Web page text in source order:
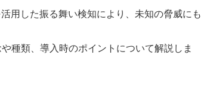
用した振る舞い検知により、未知の脅威にも
種類、導入時のポイントについて解説しま